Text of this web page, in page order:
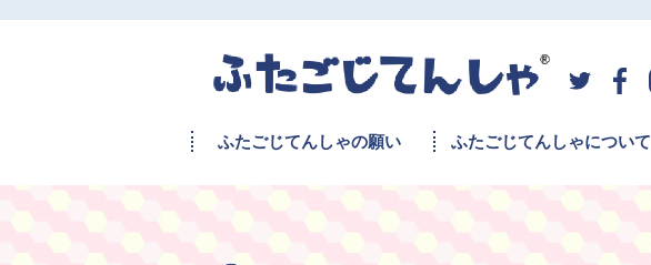
ふたごじてんしゃの願い ふたごじてんしゃについて